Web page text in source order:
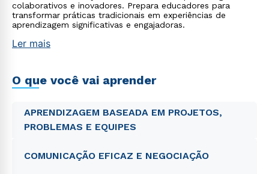
colaborativos e inovadores. Prepara educadores para
transformar práticas tradicionais em experiências de
aprendizagem significativas e engajadoras.
Ler mais
O que você vai aprender
APRENDIZAGEM BASEADA EM PROJETOS,
PROBLEMAS E EQUIPES
COMUNICAÇÃO EFICAZ E NEGOCIAÇÃO